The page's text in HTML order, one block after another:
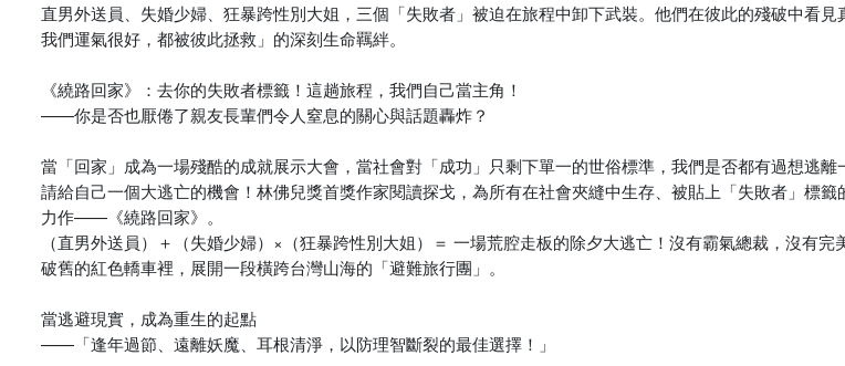
直男外送員、失婚少婦、狂暴跨性別大姐，三個「失敗者」被迫在旅程中卸下武裝。他們在彼此的殘破中看
我們運氣很好，都被彼此拯救」的深刻生命羈絆。
《繞路回家》：去你的失敗者標籤！這趟旅程，我們自己當主角！
——你是否也厭倦了親友長輩們令人窒息的關心與話題轟炸？
當「回家」成為一場殘酷的成就展示大會，當社會對「成功」只剩下單一的世俗標準，我們是否都有過想逃離
請給自己一個大逃亡的機會！林佛兒獎首獎作家閱讀探戈，為所有在社會夾縫中生存、被貼上「失敗者」標
力作——《繞路回家》。
（直男外送員）＋（失婚少婦）×（狂暴跨性別大姐）＝ 一場荒腔走板的除夕大逃亡！沒有霸氣總裁，沒有
破舊的紅色轎車裡，展開一段橫跨台灣山海的「避難旅行團」。
當逃避現實，成為重生的起點
——「逢年過節、遠離妖魔、耳根清淨，以防理智斷裂的最佳選擇！」